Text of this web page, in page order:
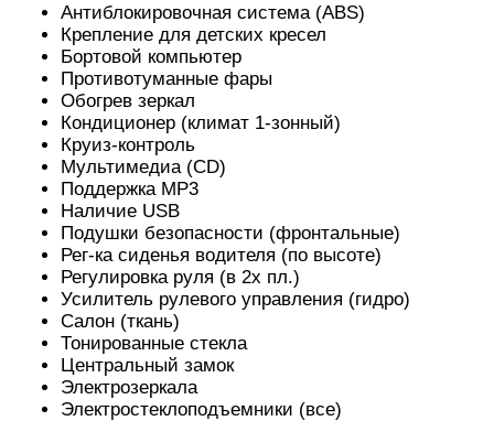
Антиблокировочная система (ABS)
Крепление для детских кресел
Бортовой компьютер
Противотуманные фары
Обогрев зеркал
Кондиционер (климат 1-зонный)
Круиз-контроль
Мультимедиа (CD)
Поддержка MP3
Наличие USB
Подушки безопасности (фронтальные)
Рег-ка сиденья водителя (по высоте)
Регулировка руля (в 2х пл.)
Усилитель рулевого управления (гидро)
Салон (ткань)
Тонированные стекла
Центральный замок
Электрозеркала
Электростеклоподъемники (все)